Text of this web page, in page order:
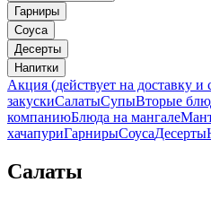
Гарниры
Соуса
Десерты
Напитки
Акция (действует на доставку и
закускиСалатыСупыВторые
компаниюБлюда на мангале
хачапуриГарнирыСоусаДесерты
Салаты